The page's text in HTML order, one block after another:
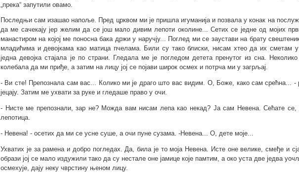
„прека“ запутили овамо.
Последњи сам изашао напоље. Пред црквом ми је пришла игуманија и позвала у конак на
да ме сачекају јер желим да се још мало дивим лепоти околине... Сетих се једне од мојих
манастиром на којој ме поносна бака држи у наручју... Поглед ми се заустави на брату
младићима и девојкама као матица пчелама. Били су тако блиски, нисам хтео да их сметам
једна девојка стајала је по страни. Гледала ме је погледом детета пренутог из сна.
колебала да ми приђе, а затим на лицу јој се појави широк осмех и потрча ми у загрљај.
- Ви сте! Препознала сам вас... Колико ми је драго што вас видим. О, Боже, како сам срећна... -
јецају. Затим ме ухвати за руке и гледаше право у очи.
- Нисте ме препознали, зар не? Можда вам нисам лепа као некад? Ја сам Невена. Сећате
лепотица.
- Невена! - осетих да ми се усне суше, а очи пуне сузама. -Невена... О, дете моје...
Ухватих је за рамена и добро погледах. Да, била је то моја Невена. Исте оне велике, смеђе и
образи јој се мало издужили тако да су нестале оне јамице које памтим, а око уста две једва
осмехује, дају неку чврстину њеном лицу.